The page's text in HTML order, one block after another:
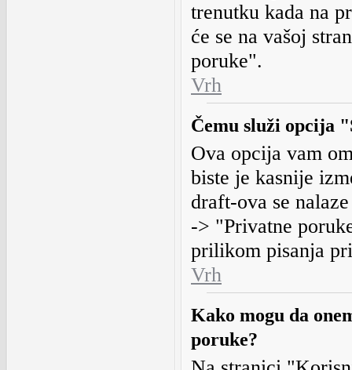
trenutku kada na
će se na vašoj
poruke".
Vrh
Čemu služi opcija
Ova opcija vam
biste je kasnije
draft-ova se
-> "Privatne
prilikom pisanja
Vrh
Kako mogu da
poruke?